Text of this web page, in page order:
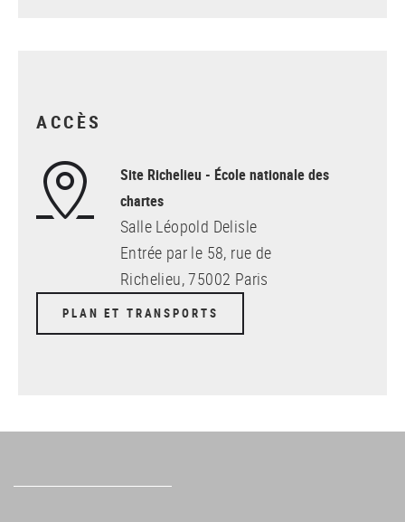
ACCÈS
Site Richelieu - École nationale des
chartes
Salle Léopold Delisle
Entrée par le 58, rue de
Richelieu, 75002 Paris
PLAN ET TRANSPORTS